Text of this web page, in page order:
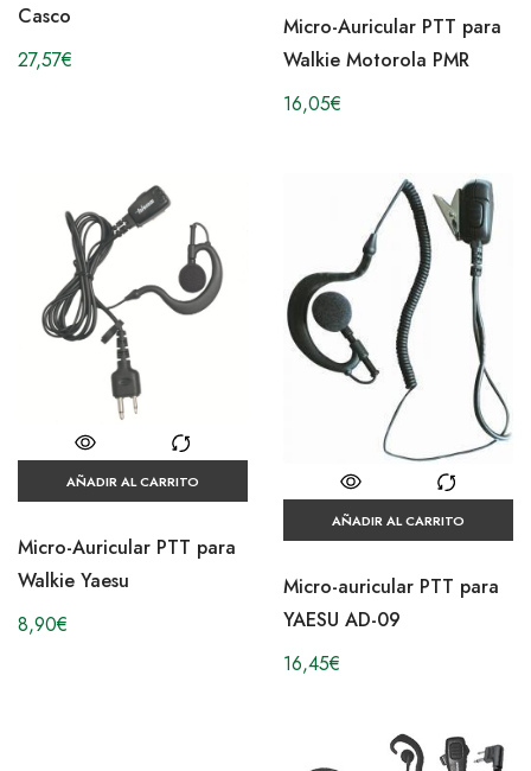
Casco
27,57€
Micro-Auricular PTT para
Walkie Motorola PMR
16,05€
AÑADIR AL CARRITO
Micro-Auricular PTT para
Walkie Yaesu
8,90€
AÑADIR AL CARRITO
Micro-auricular PTT para
YAESU AD-09
16,45€